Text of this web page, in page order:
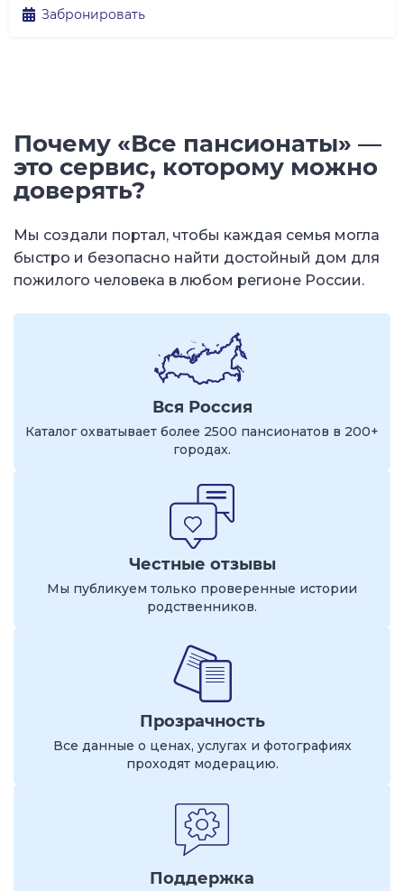
Забронировать
Почему «Все пансионаты» —
это сервис, которому можно
доверять?
Мы создали портал, чтобы каждая семья могла
быстро и безопасно найти достойный дом для
пожилого человека в любом регионе России.
Вся Россия
Каталог охватывает более 2500 пансионатов в 200+
городах.
Честные отзывы
Мы публикуем только проверенные истории
родственников.
Прозрачность
Все данные о ценах, услугах и фотографиях
проходят модерацию.
Поддержка